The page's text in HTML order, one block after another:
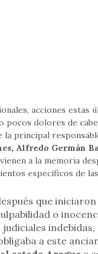
acciones estas
pocos dolores de
la principal
Alfredo Germán
a la memoria
específicos de
que
o
a este